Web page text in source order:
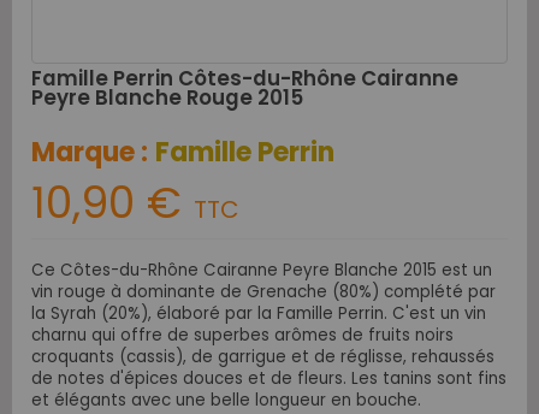
Famille Perrin Côtes-du-Rhône Cairanne
Peyre Blanche Rouge 2015
Marque : Famille Perrin
10,90 € TTC
Ce Côtes-du-Rhône Cairanne Peyre Blanche 2015 est un
vin rouge à dominante de Grenache (80%) complété par
la Syrah (20%), élaboré par la Famille Perrin. C'est un vin
charnu qui offre de superbes arômes de fruits noirs
croquants (cassis), de garrigue et de réglisse, rehaussés
de notes d'épices douces et de fleurs. Les tanins sont fins
et élégants avec une belle longueur en bouche.